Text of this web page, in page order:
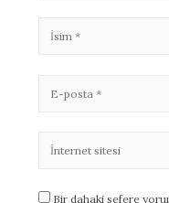
Bir dahaki sefere